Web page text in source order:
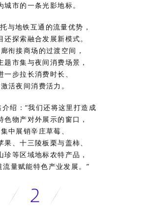
城市的一条光影地标。
与地铁互通的流量优势，
还探索融合发展新模式。
衔接商场的过渡空间，
题市集与夜间消费场景，
一步拉长消费时长、
激活夜间消费活力。
介绍：“我们还将这里打造成
色物产对外展示的窗口，
集中展销辛庄草莓、
果、十三陵板栗与盖柿、
珍等区域地标农特产品，
流量赋能特色产业发展。”